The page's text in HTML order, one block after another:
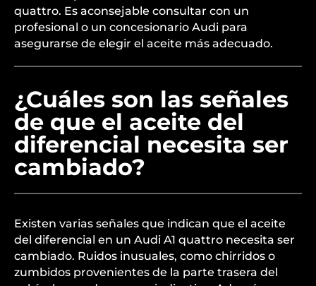
quattro. Es aconsejable consultar con un
profesional o un concesionario Audi para
asegurarse de elegir el aceite más adecuado.
¿Cuáles son las señales
de que el aceite del
diferencial necesita ser
cambiado?
Existen varias señales que indican que el aceite
del diferencial en un Audi A1 quattro necesita ser
cambiado. Ruidos inusuales, como chirridos o
zumbidos provenientes de la parte trasera del